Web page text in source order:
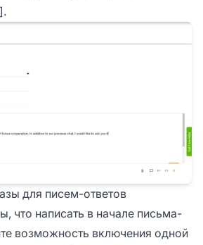
для писем-ответов
что написать в начале письма-
возможность включения одной